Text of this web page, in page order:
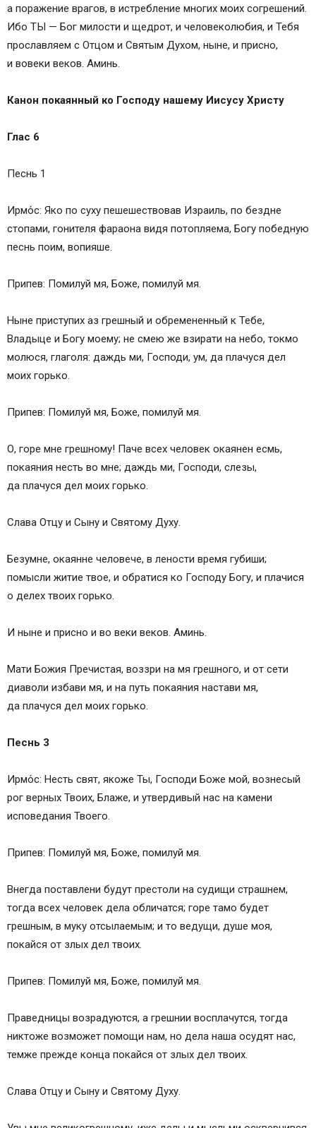
а поражение врагов, в истребление многих моих согрешений.
Ибо ТЫ — Бог милости и щедрот, и человеколюбия, и Тебя
прославляем с Отцом и Святым Духом, ныне, и присно,
и вовеки веков. Аминь.
Канон покаянный ко Господу нашему Иисусу Христу
Глас 6
Песнь 1
Ирмо́с: Яко по суху пешешествовав Израиль, по бездне
стопами, гонителя фараона видя потопляема, Богу победную
песнь поим, вопияше.
Припев: Помилуй мя, Боже, помилуй мя.
Ныне приступих аз грешный и обремененный к Тебе,
Владыце и Богу моему; не смею же взирати на небо, токмо
молюся, глаголя: даждь ми, Господи, ум, да плачуся дел
моих горько.
Припев: Помилуй мя, Боже, помилуй мя.
О, горе мне грешному! Паче всех человек окаянен есмь,
покаяния несть во мне; даждь ми, Господи, слезы,
да плачуся дел моих горько.
Слава Отцу и Сыну и Святому Духу.
Безумне, окаянне человече, в лености время губиши;
помысли житие твое, и обратися ко Господу Богу, и плачися
о делех твоих горько.
И ныне и присно и во веки веков. Аминь.
Мати Божия Пречистая, воззри на мя грешного, и от сети
диаволи избави мя, и на путь покаяния настави мя,
да плачуся дел моих горько.
Песнь 3
Ирмо́с: Несть свят, якоже Ты, Господи Боже мой, вознесый
рог верных Твоих, Блаже, и утвердивый нас на камени
исповедания Твоего.
Припев: Помилуй мя, Боже, помилуй мя.
Внегда поставлени будут престоли на судищи страшнем,
тогда всех человек дела обличатся; горе тамо будет
грешным, в муку отсылаемым; и то ведущи, душе моя,
покайся от злых дел твоих.
Припев: Помилуй мя, Боже, помилуй мя.
Праведницы возрадуются, а грешнии восплачутся, тогда
никтоже возможет помощи нам, но дела наша осудят нас,
темже прежде конца покайся от злых дел твоих.
Слава Отцу и Сыну и Святому Духу.